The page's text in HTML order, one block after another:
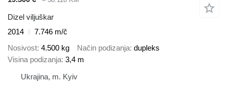
Dizel viljuškar
2014
7.746 m/č
Nosivost 4.500 kg Način podizanja dupleks
Visina podizanja 3,4 m
Ukrajina, m. Kyiv